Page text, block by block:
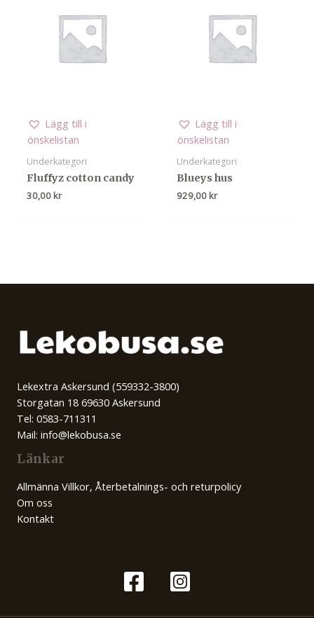
Lägg till i
önskelistan
Underkategori
Fluffyz cotton candy
30,00 kr
Lägg till i
önskelistan
Underkategori
Blueys hus
929,00 kr
Lekextra Askersund (559332-3800)
Storgatan 18 69630 Askersund
Tel: 0583-711311
Mail: info@lekobusa.se
Länkar
Allmänna Villkor, Återbetalnings- och returpolicy
Om oss
Kontakt